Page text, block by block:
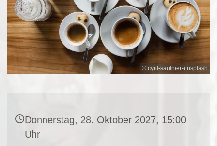
© cyril-saulnier-unsplash
Donnerstag, 28. Oktober 2027, 15:00
Uhr